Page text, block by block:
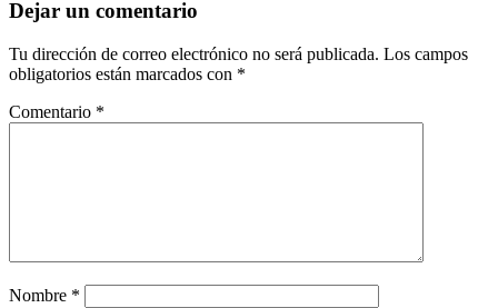
Dejar un comentario
Tu dirección de correo electrónico no será publicada. Los campos
obligatorios están marcados con *
Comentario *
Nombre *